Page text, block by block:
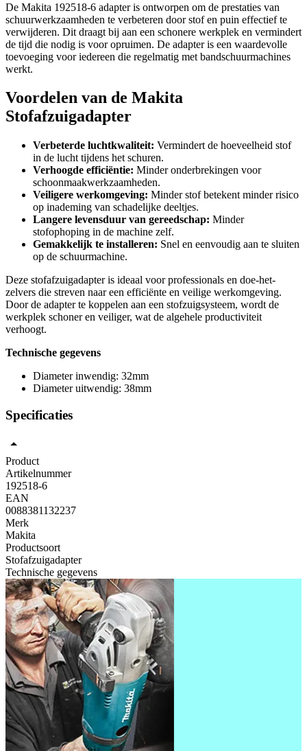
De Makita 192518-6 adapter is ontworpen om de prestaties van
schuurwerkzaamheden te verbeteren door stof en puin effectief te
verwijderen. Dit draagt bij aan een schonere werkplek en vermindert
de tijd die nodig is voor opruimen. De adapter is een waardevolle
toevoeging voor iedereen die regelmatig met bandschuurmachines
werkt.
Voordelen van de Makita
Stofafzuigadapter
Verbeterde luchtkwaliteit: Vermindert de hoeveelheid stof
in de lucht tijdens het schuren.
Verhoogde efficiëntie: Minder onderbrekingen voor
schoonmaakwerkzaamheden.
Veiligere werkomgeving: Minder stof betekent minder risico
op inademing van schadelijke deeltjes.
Langere levensduur van gereedschap: Minder
stofophoping in de machine zelf.
Gemakkelijk te installeren: Snel en eenvoudig aan te sluiten
op de schuurmachine.
Deze stofafzuigadapter is ideaal voor professionals en doe-het-
zelvers die streven naar een efficiënte en veilige werkomgeving.
Door de adapter te koppelen aan een stofzuigsysteem, wordt de
werkplek schoner en veiliger, wat de algehele productiviteit
verhoogt.
Technische gegevens
Diameter inwendig: 32mm
Diameter uitwendig: 38mm
Specificaties
Product
Artikelnummer
192518-6
EAN
0088381132237
Merk
Makita
Productsoort
Stofafzuigadapter
Technische gegevens